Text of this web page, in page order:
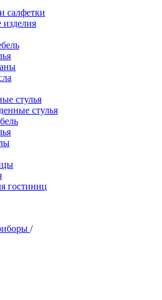
салфетки
стулья
стулья
гостиниц
/